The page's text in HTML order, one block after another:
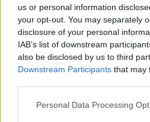
us or personal information
your opt-out. You may separately
disclosure of your personal
IAB’s list of downstream
also be disclosed by us to third
Downstream Participants that may
Personal Data Processing